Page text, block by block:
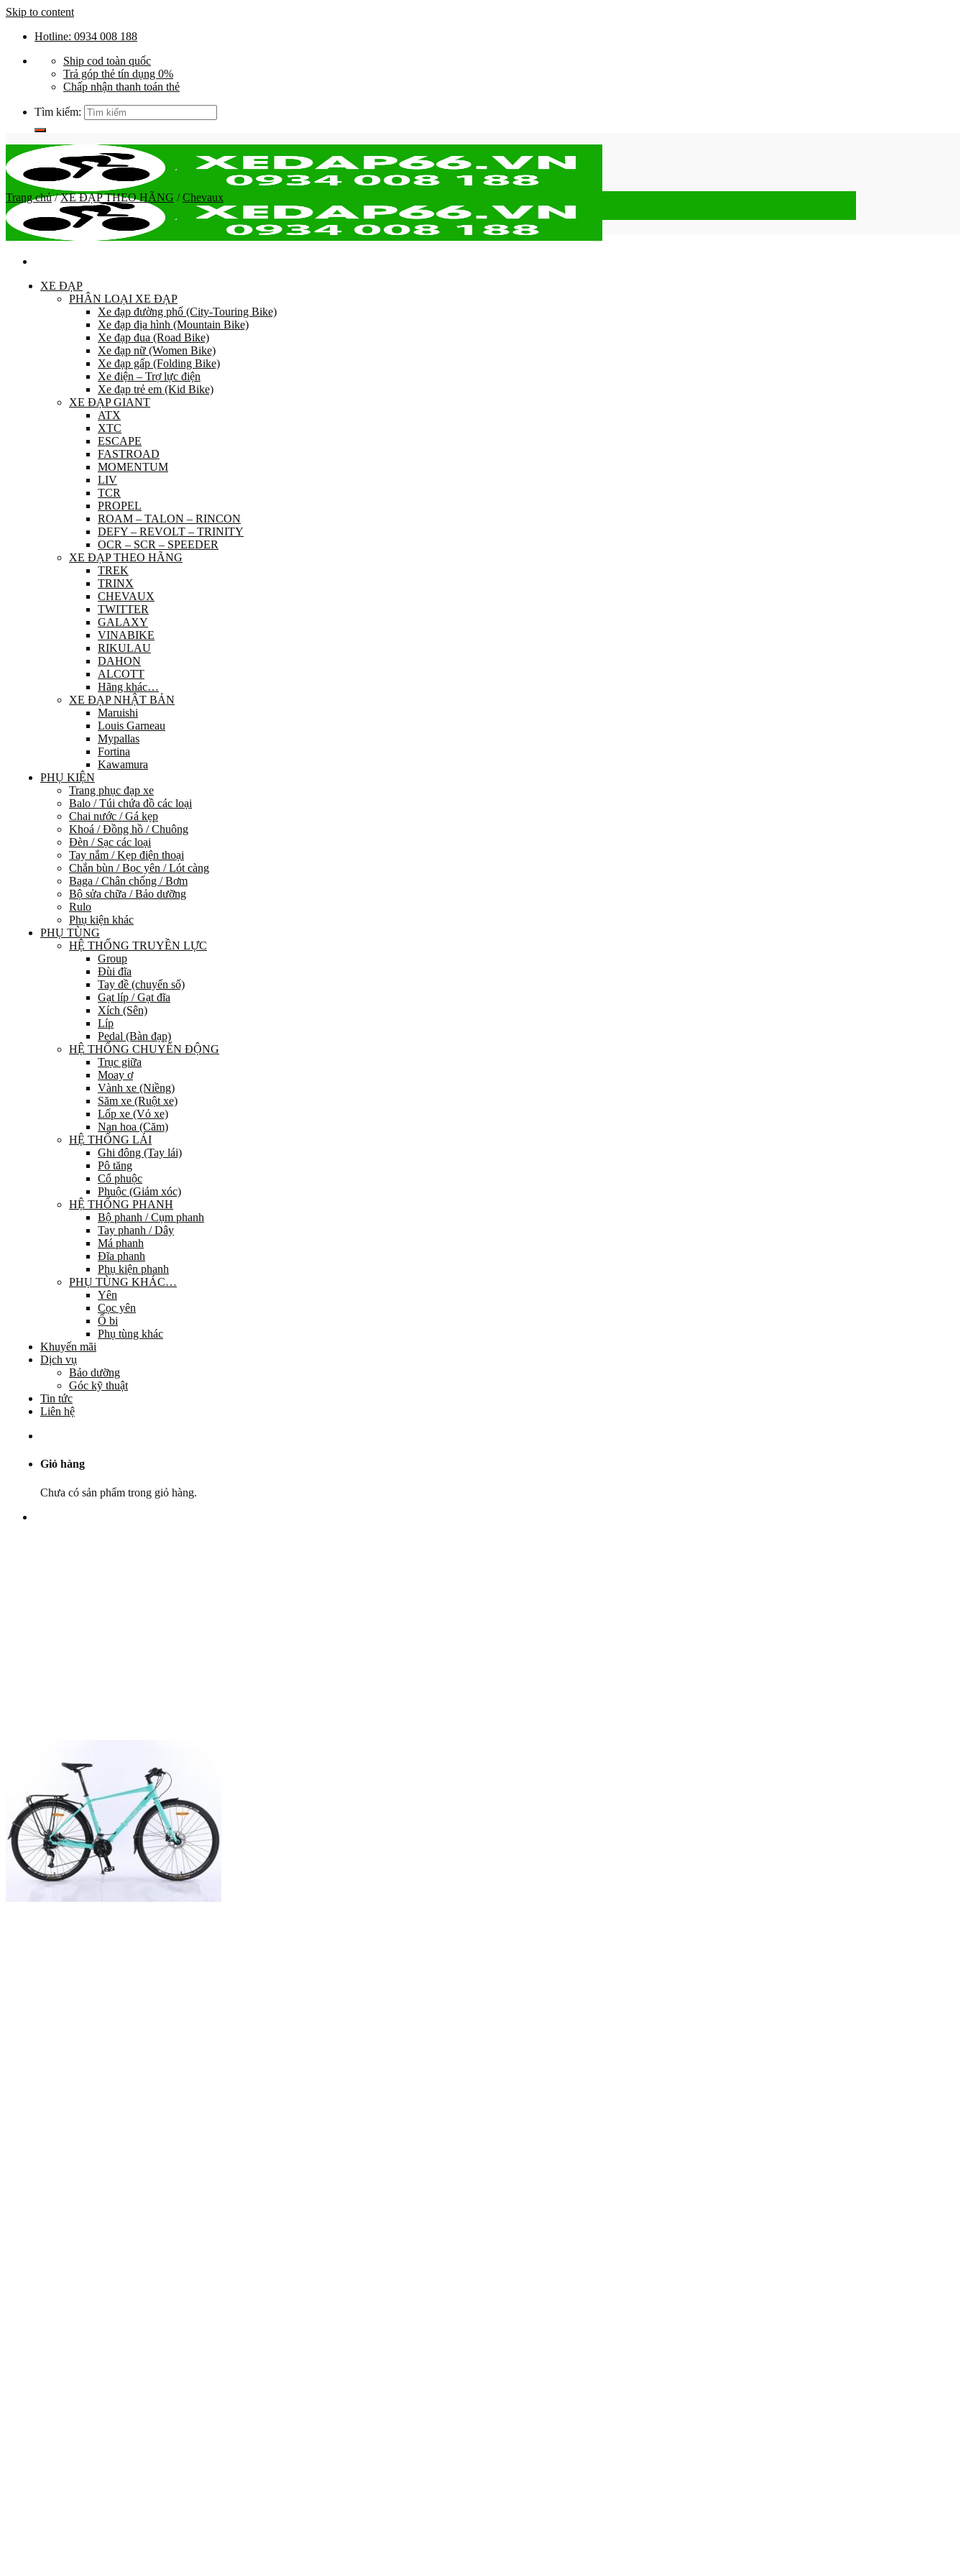
Skip to content
Hotline: 0934 008 188
Ship cod toàn quốc
Trả góp thẻ tín dụng 0%
Chấp nhận thanh toán thẻ
Tìm kiếm:
XE ĐẠP
PHÂN LOẠI XE ĐẠP
Xe đạp đường phố (City-Touring Bike)
Xe đạp địa hình (Mountain Bike)
Xe đạp đua (Road Bike)
Xe đạp nữ (Women Bike)
Xe đạp gấp (Folding Bike)
Xe điện – Trợ lực điện
Xe đạp trẻ em (Kid Bike)
XE ĐẠP GIANT
ATX
XTC
ESCAPE
FASTROAD
MOMENTUM
LIV
TCR
PROPEL
ROAM – TALON – RINCON
DEFY – REVOLT – TRINITY
OCR – SCR – SPEEDER
XE ĐẠP THEO HÃNG
TREK
TRINX
CHEVAUX
TWITTER
GALAXY
VINABIKE
RIKULAU
DAHON
ALCOTT
Hãng khác…
XE ĐẠP NHẬT BẢN
Maruishi
Louis Garneau
Mypallas
Fortina
Kawamura
PHỤ KIỆN
Trang phục đạp xe
Balo / Túi chứa đồ các loại
Chai nước / Gá kẹp
Khoá / Đồng hồ / Chuông
Đèn / Sạc các loại
Tay nắm / Kẹp điện thoại
Chắn bùn / Bọc yên / Lót càng
Baga / Chân chống / Bơm
Bộ sửa chữa / Bảo dưỡng
Rulo
Phụ kiện khác
PHỤ TÙNG
HỆ THỐNG TRUYỀN LỰC
Group
Đùi đĩa
Tay đề (chuyển số)
Gạt líp / Gạt đĩa
Xích (Sên)
Líp
Pedal (Bàn đạp)
HỆ THỐNG CHUYỂN ĐỘNG
Trục giữa
Moay ơ
Vành xe (Niềng)
Săm xe (Ruột xe)
Lốp xe (Vỏ xe)
Nan hoa (Căm)
HỆ THỐNG LÁI
Ghi đông (Tay lái)
Pô tăng
Cổ phuộc
Phuộc (Giảm xóc)
HỆ THỐNG PHANH
Bộ phanh / Cụm phanh
Tay phanh / Dây
Má phanh
Đĩa phanh
Phụ kiện phanh
PHỤ TÙNG KHÁC…
Yên
Cọc yên
Ổ bi
Phụ tùng khác
Khuyến mãi
Dịch vụ
Bảo dưỡng
Góc kỹ thuật
Tin tức
Liên hệ
Giỏ hàng
Chưa có sản phẩm trong giỏ hàng.
Trang chủ / XE ĐẠP THEO HÃNG / Chevaux